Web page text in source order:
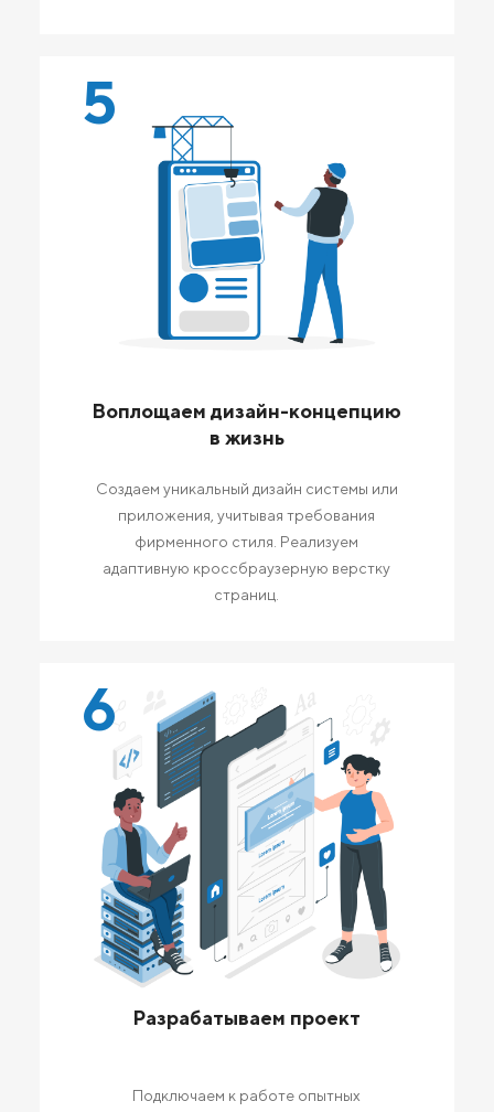
5
Воплощаем дизайн-концепцию
в жизнь
Создаем уникальный дизайн системы или
приложения, учитывая требования
фирменного стиля. Реализуем
адаптивную кроссбраузерную верстку
страниц.
6
Разрабатываем проект
Подключаем к работе опытных